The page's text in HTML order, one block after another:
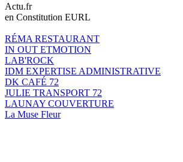
Actu.fr
en Constitution EURL
RÉMA RESTAURANT
IN OUT ETMOTION
LAB'ROCK
IDM EXPERTISE ADMINISTRATIVE
DK CAFÉ 72
JULIE TRANSPORT 72
LAUNAY COUVERTURE
La Muse Fleur